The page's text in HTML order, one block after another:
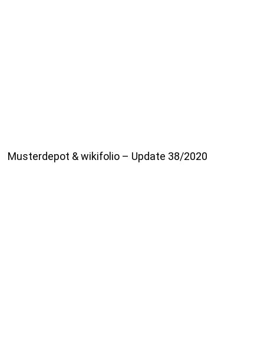
Musterdepot & wikifolio – Update 38/2020